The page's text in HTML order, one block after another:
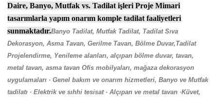
Daire, Banyo, Mutfak vs. Tadilat işleri Proje Mimari
tasarımlarla yapım onarım komple tadilat faaliyetleri
sunmaktadır.Banyo Tadilat, Mutfak Tadilat, Tadilat Sıva
Dekorasyon, Asma Tavan, Gerilme Tavan, Bölme Duvar,Tadilat
Projelendirme, Yenileme alanları, alçıpan bölme duvar, tavan,
metal tavan, asma tavan Ofis mobilyaları, mağaza dekorasyon
uygulamaları · Genel bakım ve onarım hizmetleri, Banyo ve Mutfak
tadilatı · Elektrik ve sıhhi tesisat · Alçıpan ve metal tavan ·Küvet,